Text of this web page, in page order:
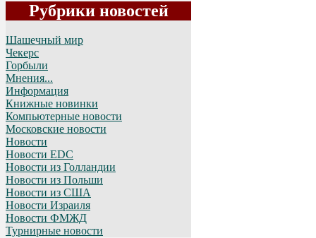
Рубрики новостей
Шашечный мир
Чекерс
Горбыли
Мнения...
Информация
Книжные новинки
Компьютерные новости
Московские новости
Новости
Новости EDC
Новости из Голландии
Новости из Польши
Новости из США
Новости Израиля
Новости ФМЖД
Турнирные новости